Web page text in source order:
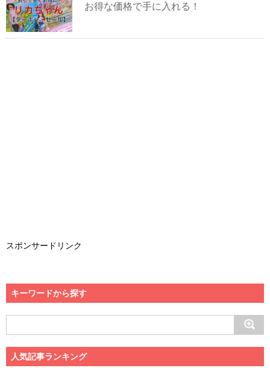
お得な価格で手に入れる！
スポンサードリンク
キーワードから探す
人気記事ランキング